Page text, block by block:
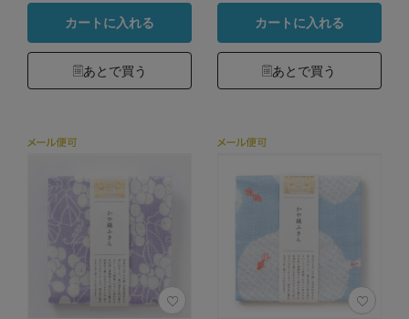
カートに入れる
あとで買う
カートに入れる
あとで買う